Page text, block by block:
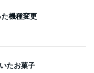
機種変更
たお菓子